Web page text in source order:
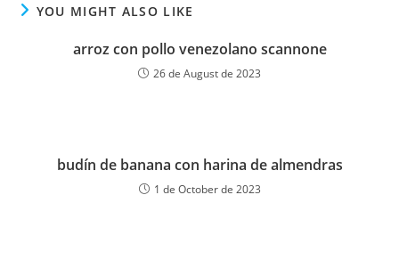
YOU MIGHT ALSO LIKE
arroz con pollo venezolano scannone
26 de August de 2023
budín de banana con harina de almendras
1 de October de 2023